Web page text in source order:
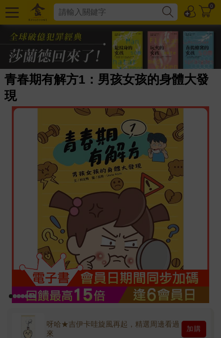
0
青春期有解方1：男孩女孩的身體大發
現
呀哈★吉伊卡哇旋風再起，精選周邊看過
來
加購